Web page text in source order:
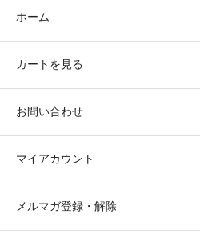
ホーム
カートを見る
お問い合わせ
マイアカウント
メルマガ登録・解除